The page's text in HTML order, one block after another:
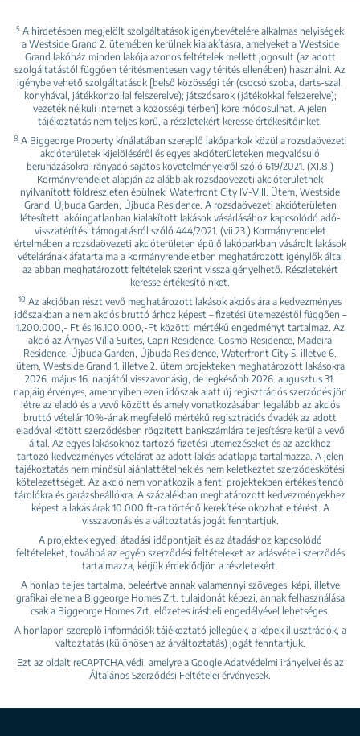
5 A hirdetésben megjelölt szolgáltatások igénybevételére alkalmas helyiségek
a Westside Grand 2. ütemében kerülnek kialakításra, amelyeket a Westside
Grand lakóház minden lakója azonos feltételek mellett jogosult (az adott
szolgáltatástól függően térítésmentesen vagy térítés ellenében) használni. Az
igénybe vehető szolgáltatások [belső közösségi tér (csocsó szoba, darts-szal,
konyhával, játékkonzollal felszerelve); játszósarok (játékokkal felszerelve);
vezeték nélküli internet a közösségi térben] köre módosulhat. A jelen
tájékoztatás nem teljes körű, a részletekért keresse értékesítőinket.
8 A Biggeorge Property kínálatában szereplő lakóparkok közül a rozsdaövezeti
akcióterületek kijelöléséről és egyes akcióterületeken megvalósuló
beruházásokra irányadó sajátos követelményekről szóló 619/2021. (XI.8.)
Kormányrendelet alapján az alábbiak rozsdaövezeti akcióterületnek
nyilvánított földrészleten épülnek: Waterfront City IV-VIII. Ütem, Westside
Grand, Újbuda Garden, Újbuda Residence. A rozsdaövezeti akcióterületen
létesített lakóingatlanban kialakított lakások vásárlásához kapcsolódó adó-
visszatérítési támogatásról szóló 444/2021. (vii.23.) Kormányrendelet
értelmében a rozsdaövezeti akcióterületen épülő lakóparkban vásárolt lakások
vételárának áfatartalma a kormányrendeletben meghatározott igénylők által
az abban meghatározott feltételek szerint visszaigényelhető. Részletekért
keresse értékesítőinket.
10 Az akcióban részt vevő meghatározott lakások akciós ára a kedvezményes
időszakban a nem akciós bruttó árhoz képest – fizetési ütemezéstől függően –
1.200.000,- Ft és 16.100.000,-Ft közötti mértékű engedményt tartalmaz. Az
akció az Árnyas Villa Suites, Capri Residence, Cosmo Residence, Madeira
Residence, Újbuda Garden, Újbuda Residence, Waterfront City 5. illetve 6.
ütem, Westside Grand 1. illetve 2. ütem projekteken meghatározott lakásokra
2026. május 16. napjától visszavonásig, de legkésőbb 2026. augusztus 31.
napjáig érvényes, amennyiben ezen időszak alatt új regisztrációs szerződés jön
létre az eladó és a vevő között és amely vonatkozásában legalább az akciós
bruttó vételár 10%-ának megfelelő mértékű regisztrációs óvadék az adott
eladóval kötött szerződésben rögzített bankszámlára teljesítésre kerül a vevő
által. Az egyes lakásokhoz tartozó fizetési ütemezéseket és az azokhoz
tartozó kedvezményes vételárat az adott lakás adatlapja tartalmazza. A jelen
tájékoztatás nem minősül ajánlattételnek és nem keletkeztet szerződéskötési
kötelezettséget. Az akció nem vonatkozik a fenti projektekben értékesítendő
tárolókra és garázsbeállókra. A százalékban meghatározott kedvezményekhez
képest a lakás árak 10 000 ft-ra történő kerekítése okozhat eltérést. A
visszavonás és a változtatás jogát fenntartjuk.
A projektek egyedi átadási időpontjait és az átadáshoz kapcsolódó
feltételeket, továbbá az egyéb szerződési feltételeket az adásvételi szerződés
tartalmazza, kérjük érdeklődjön a részletekért.
A honlap teljes tartalma, beleértve annak valamennyi szöveges, képi, illetve
grafikai eleme a Biggeorge Homes Zrt. tulajdonát képezi, annak felhasználása
csak a Biggeorge Homes Zrt. előzetes írásbeli engedélyével lehetséges.
A honlapon szereplő információk tájékoztató jellegűek, a képek illusztrációk, a
változtatás (különösen az árváltoztatás) jogát fenntartjuk.
Ezt az oldalt reCAPTCHA védi, amelyre a Google Adatvédelmi irányelvei és az
Általános Szerződési Feltételei érvényesek.